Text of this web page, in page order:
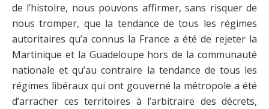
de l’histoire, nous pouvons affirmer, sans risquer de
nous tromper, que la tendance de tous les régimes
autoritaires qu’a connus la France a été de rejeter la
Martinique et la Guadeloupe hors de la communauté
nationale et qu’au contraire la tendance de tous les
régimes libéraux qui ont gouverné la métropole a été
d’arracher ces territoires à l’arbitraire des décrets,